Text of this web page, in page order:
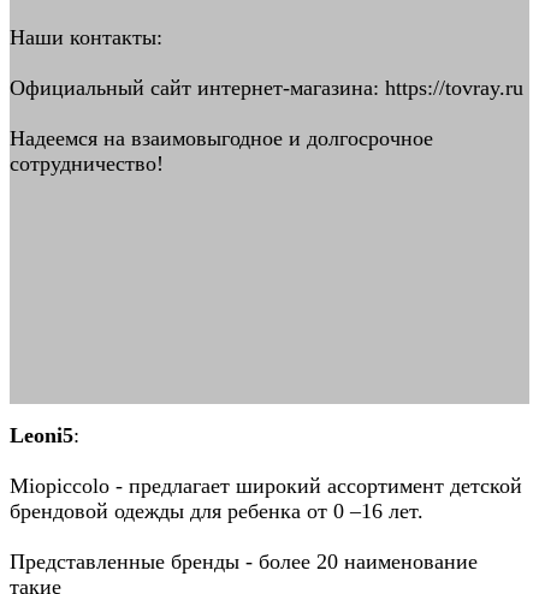
Наши контакты:
Официальный сайт интернет-магазина: https://tovray.ru
Надеемся на взаимовыгодное и долгосрочное
сотрудничество!
Leoni5:
Miopiccolo - предлагает широкий ассортимент детской
брендовой одежды для ребенка от 0 –16 лет.
Представленные бренды - более 20 наименование
такие